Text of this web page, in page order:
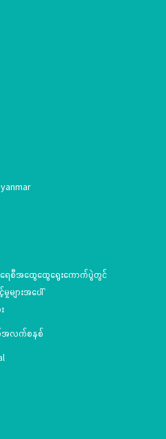
ရေစီအထွေထွေရွေးကောက်ပွဲတွင်
များအပေါ်
က်အလက်စနစ်